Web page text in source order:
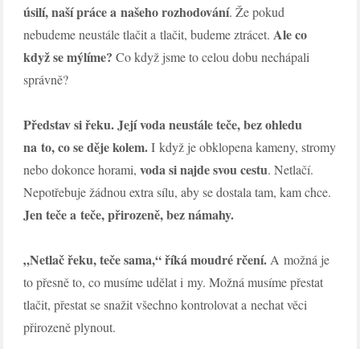
úsilí, naší práce a našeho rozhodování. Že pokud
nebudeme neustále tlačit a tlačit, budeme ztrácet. Ale co
když se mýlíme?Co když jsme to celou dobu nechápali
správně?
Představ si řeku. Její voda neustále teče, bez ohledu
na to, co se děje kolem.I když je obklopena kameny, stromy
nebo dokonce horami,voda si najde svou cestu. Netlačí.
Nepotřebuje žádnou extra sílu, aby se dostala tam, kam chce.
Jen teče a teče, přirozeně, bez námahy.
„Netlač řeku, teče sama,“ říká moudré rčení. A možná je
to přesně to, co musíme udělat i my. Možná musíme přestat
tlačit, přestat se snažit všechno kontrolovat a nechat věci
přirozeně plynout.